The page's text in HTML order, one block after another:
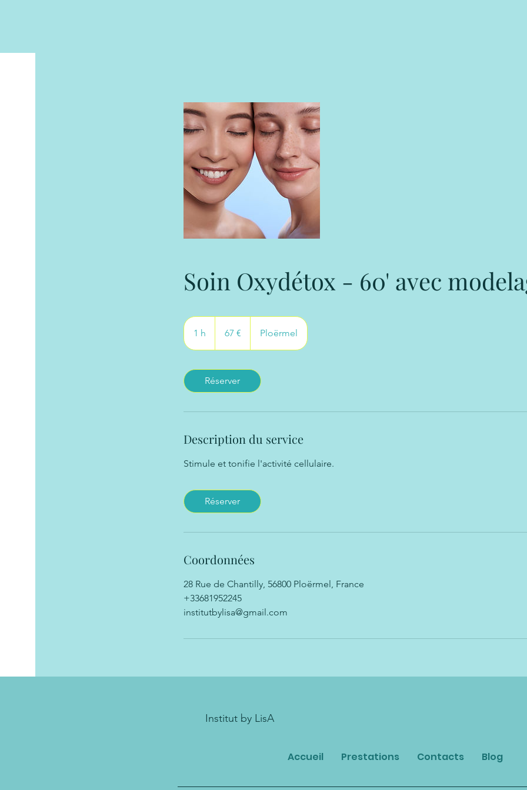
Soin Oxydétox - 60' avec
1 h 67 € Ploërmel
Réserver
Description du service
Stimule et tonifie l'activité cellulaire.
Réserver
Coordonnées
28 Rue de Chantilly, 56800 Ploërmel, France
+33681952245
institutbylisa@gmail.com
Institut by LisA
Accueil Prestations Contacts Blog